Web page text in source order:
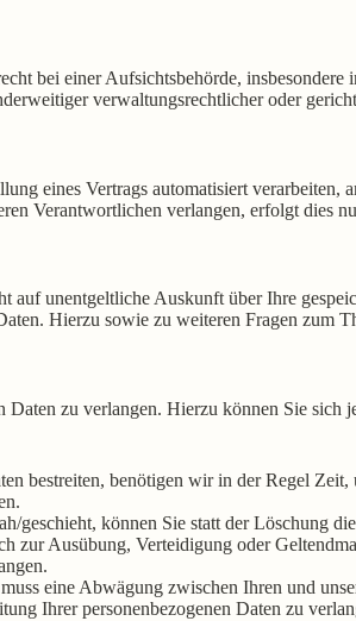
bei einer Aufsichtsbehörde,
verwaltungsrechtlicher oder
eines Vertrags automatisiert verarbeiten,
Verantwortlichen verlangen, erfolgt dies
auf unentgeltliche Auskunft über Ihre
Hierzu sowie zu weiteren Fragen zum
zu verlangen. Hierzu können Sie
bestreiten, benötigen wir in der Regel
geschieht, können Sie statt der Löschung
zur Ausübung, Verteidigung oder
eine Abwägung zwischen Ihren und
Ihrer personenbezogenen Daten zu